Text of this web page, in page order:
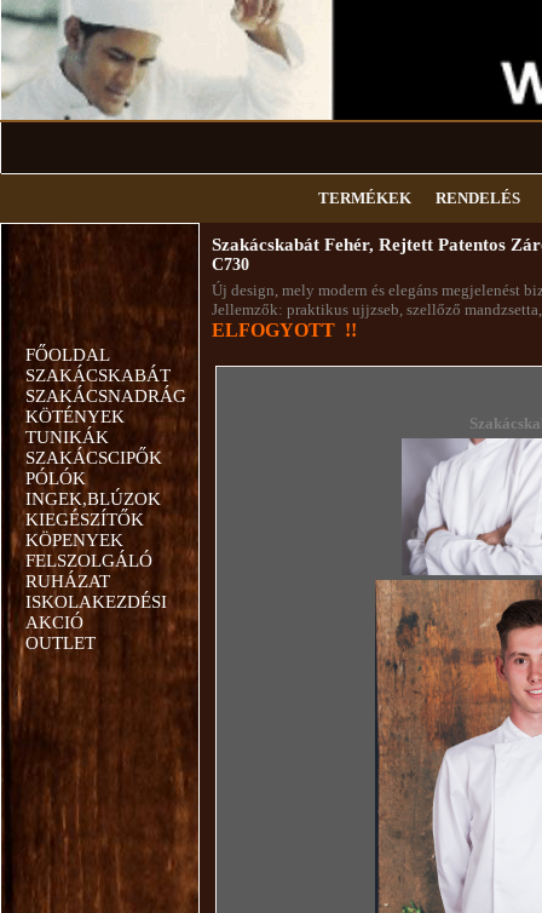
TERMÉKEK RENDELÉS
FŐOLDAL
SZAKÁCSKABÁT
SZAKÁCSNADRÁG
KÖTÉNYEK
TUNIKÁK
SZAKÁCSCIPŐK
PÓLÓK
INGEK,BLÚZOK
KIEGÉSZÍTŐK
KÖPENYEK
FELSZOLGÁLÓ
RUHÁZAT
ISKOLAKEZDÉSI
AKCIÓ
OUTLET
Szakácskabát Fehér, Rejtett Patentos
C730
Új design, mely modern és elegáns megjelenést
Jellemzők: praktikus ujjzseb, szellőző
ELFOGYOTT !!